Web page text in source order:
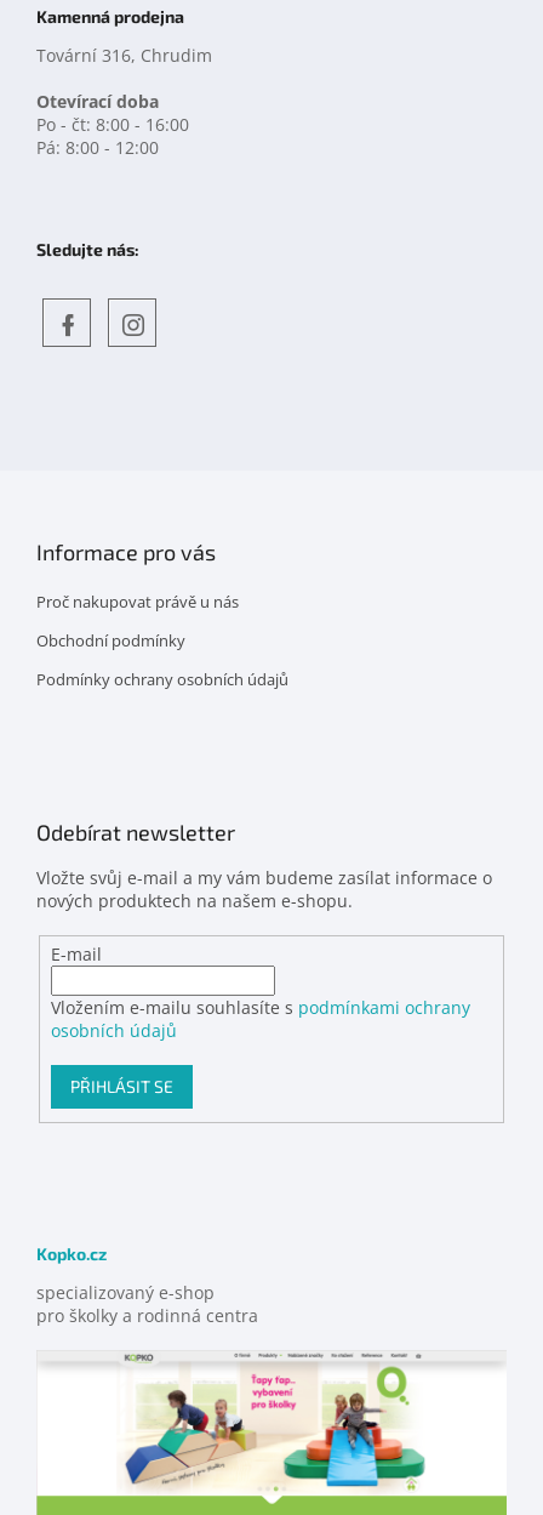
Kamenná prodejna
Tovární 316, Chrudim
Otevírací doba
Po - čt: 8:00 - 16:00
Pá: 8:00 - 12:00
Sledujte nás:
Informace pro vás
Proč nakupovat právě u nás
Obchodní podmínky
Podmínky ochrany osobních údajů
Odebírat newsletter
Vložte svůj e-mail a my vám budeme zasílat informace o
nových produktech na našem e-shopu.
E-mail
Vložením e-mailu souhlasíte s podmínkami ochrany
osobních údajů
PŘIHLÁSIT SE
Kopko.cz
specializovaný e-shop
pro školky a rodinná centra